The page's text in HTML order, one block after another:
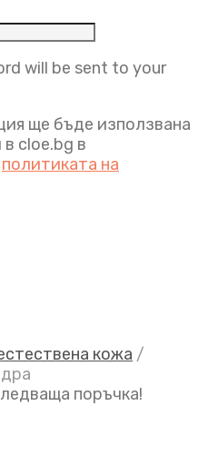
will be sent to your
ще бъде използвана
cloe.bg в
политиката на
кожа /
поръчка!